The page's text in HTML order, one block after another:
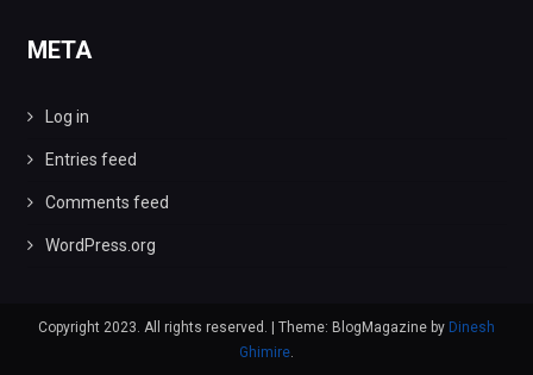
META
Log in
Entries feed
Comments feed
WordPress.org
Copyright 2023. All rights reserved. | Theme: BlogMagazine by Dinesh
Ghimire.